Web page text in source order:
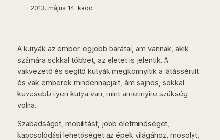
2013. május 14. kedd
A kutyák az ember legjobb barátai, ám vannak, akik
számára sokkal többet, az életet is jelentik. A
vakvezető és segítő kutyák megkönnyítik a látássérült
és vak emberek mindennapjait, ám sajnos, sokkal
kevesebb ilyen kutya van, mint amennyire szükség
volna.
Szabadságot, mobilitást, jobb életminőséget,
kapcsolódási lehetőséget az épek világához, mosolyt,